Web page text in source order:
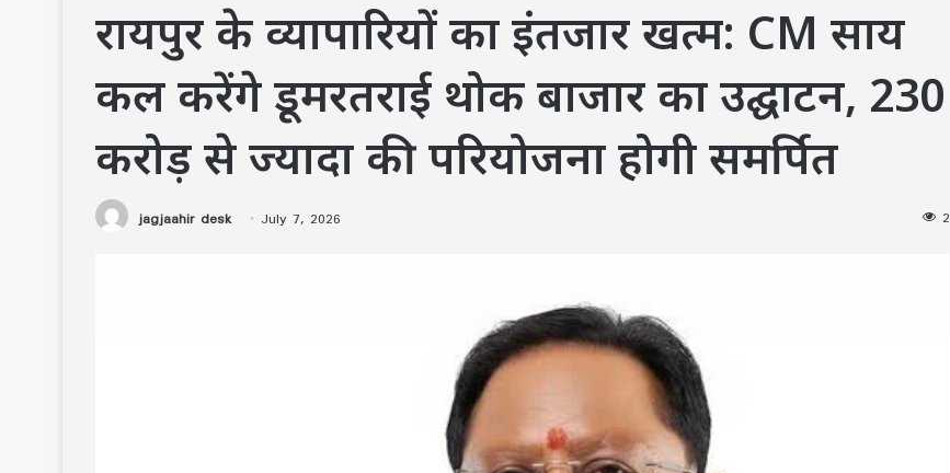
रायपुर के व्यापारियों का इंतजार खत्म: CM साय
कल करेंगे डूमरतराई थोक बाजार का उद्घाटन, 230
करोड़ से ज्यादा की परियोजना होगी समर्पित
jagjaahir desk July 7, 2026 2